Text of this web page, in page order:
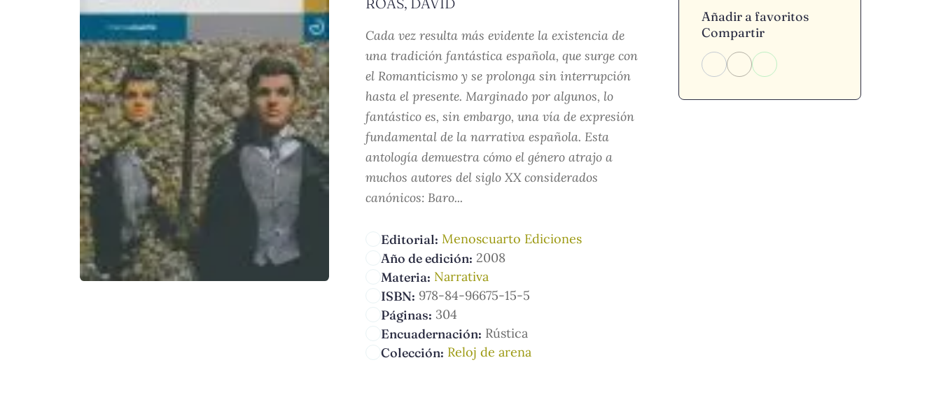
Cada vez resulta más evidente la existencia de
una tradición fantástica española, que surge con
el Romanticismo y se prolonga sin interrupción
hasta el presente. Marginado por algunos, lo
fantástico es, sin embargo, una vía de expresión
fundamental de la narrativa española. Esta
antología demuestra cómo el género atrajo a
muchos autores del siglo XX considerados
canónicos: Baro...
Editorial: Menoscuarto Ediciones
Año de edición: 2008
Materia: Narrativa
ISBN: 978-84-96675-15-5
Páginas: 304
Encuadernación: Rústica
Colección: Reloj de arena
Añadir a favoritos
Compartir